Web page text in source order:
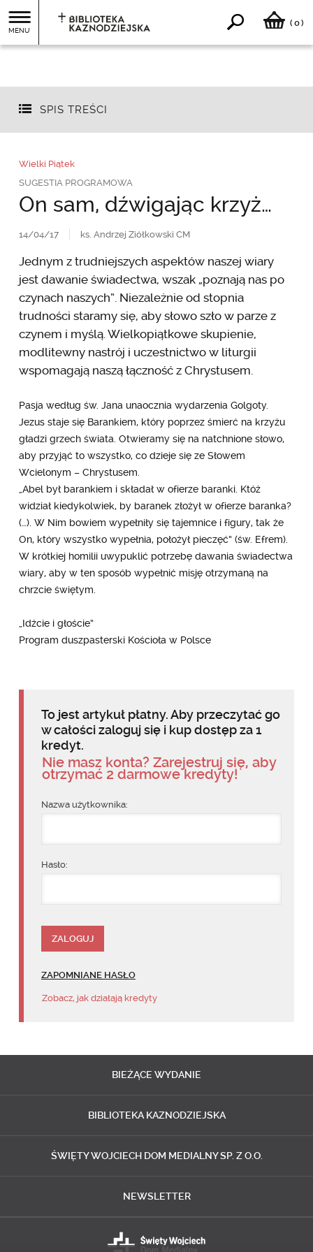
MENU
( 0)
SPIS TREŚCI
Wielki Piątek
SUGESTIA PROGRAMOWA
On sam, dźwigając krzyż…
14/04/17 ks. Andrzej Ziółkowski CM
Jednym z trudniejszych aspektów naszej wiary
jest dawanie świadectwa, wszak „poznają nas po
czynach naszych”. Niezależnie od stopnia
trudności staramy się, aby słowo szło w parze z
czynem i myślą. Wielkopiątkowe skupienie,
modlitewny nastrój i uczestnictwo w liturgii
wspomagają naszą łączność z Chrystusem.
Pasja według św. Jana unaocznia wydarzenia Golgoty.
Jezus staje się Barankiem, który poprzez śmierć na krzyżu
gładzi grzech świata. Otwieramy się na natchnione słowo,
aby przyjąć to wszystko, co dzieje się ze Słowem
Wcielonym – Chrystusem.
„Abel był barankiem i składał w ofierze baranki. Któż
widział kiedykolwiek, by baranek złożył w ofierze baranka?
(…). W Nim bowiem wypełniły się tajemnice i figury, tak że
On, który wszystko wypełnia, położył pieczęć” (św. Efrem).
W krótkiej homilii uwypuklić potrzebę dawania świadectwa
wiary, aby w ten sposób wypełnić misję otrzymaną na
chrzcie świętym.
„Idźcie i głoście”
Program duszpasterski Kościoła w Polsce
To jest artykuł płatny. Aby przeczytać go
w całości zaloguj się i kup dostęp za 1
kredyt.
Nie masz konta? Zarejestruj się, aby
otrzymać 2 darmowe kredyty!
Nazwa użytkownika:
Hasło:
ZAPOMNIANE HASŁO
Zobacz, jak działają kredyty
BIEŻĄCE WYDANIE
BIBLIOTEKA KAZNODZIEJSKA
ŚWIĘTY WOJCIECH DOM MEDIALNY SP. Z O.O.
NEWSLETTER